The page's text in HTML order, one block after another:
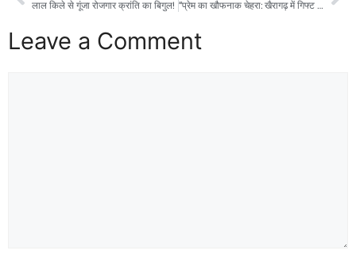
लाल किले से गूंजा रोजगार क्रांति का बिगुल! “प्रेम का खौफनाक चेहरा: खैरागढ़ में गिफ्ट के नाम पर मौत का सौदा — पुलिस ने टाला बड़ा धमाका”
Leave a Comment